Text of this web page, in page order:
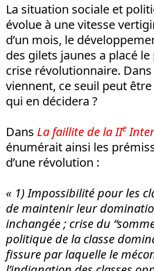
La situation sociale et
évolue à une vitesse
d’un mois, le
des gilets jaunes a placé le
crise révolutionnaire.
viennent, ce seuil peut être
qui en décidera ?
Dans La faillite de la IIe
énumérait ainsi les
d’une révolution :
« 1) Impossibilité pour les
de maintenir leur
inchangée ; crise du
politique de la classe
fissure par laquelle le